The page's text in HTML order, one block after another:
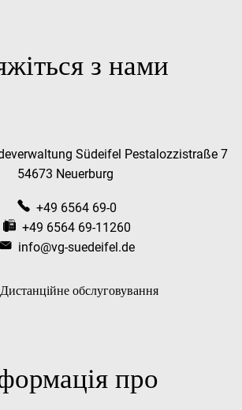
з нами
Südeifel Pestalozzistraße 7
54673 Neuerburg
+49 6564 69-0
+49 6564 69-11260
info@vg-suedeifel.de
Дистанційне обслуговування
про